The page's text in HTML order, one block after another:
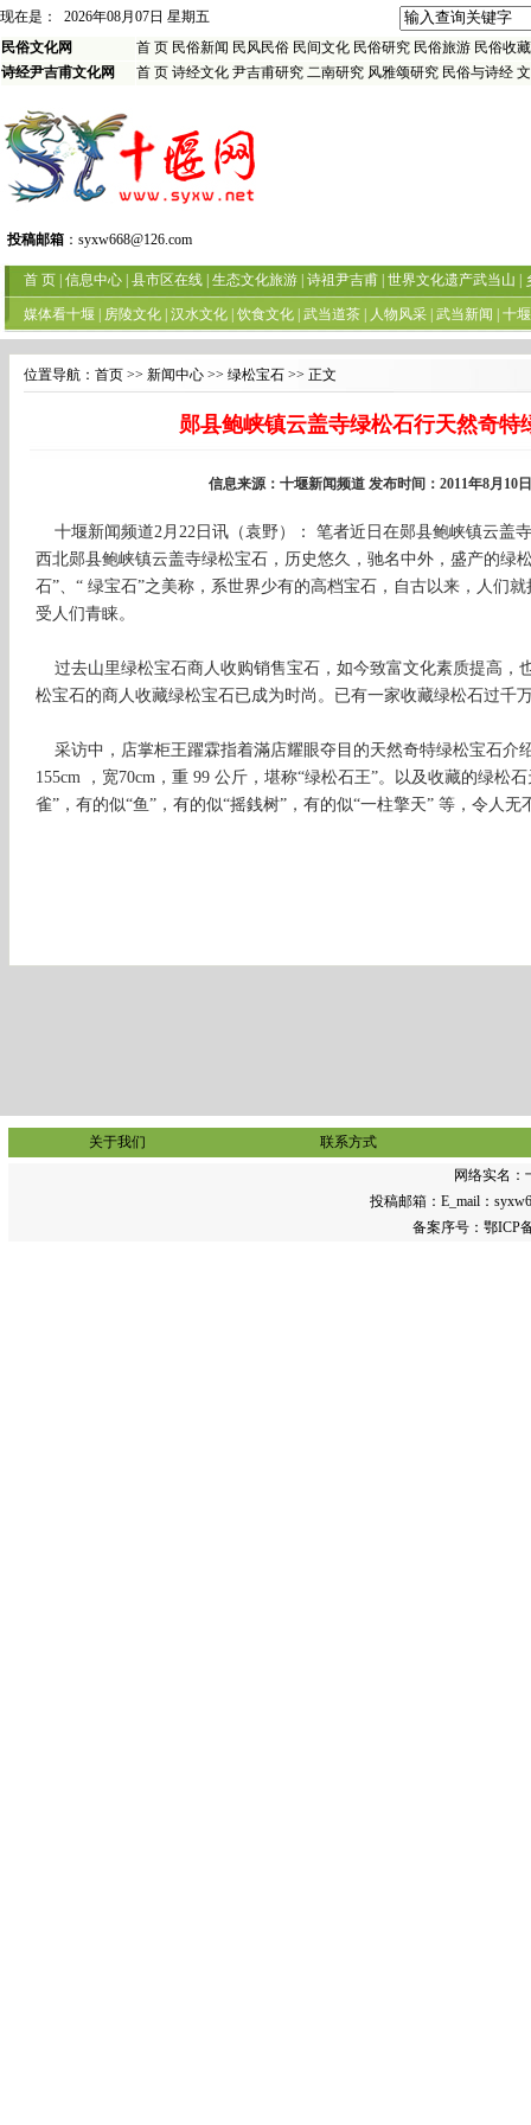
位置导航： 首页 >> 新闻中心 >> 绿松宝石 >> 正文
郧县鲍峡镇云盖寺绿松石行天然奇特
信息来源：十堰新闻频道 发布时间：2011年8月10
十堰新闻频道2月22日讯（袁野）： 笔者近日在郧县鲍峡镇云盖
西北郧县鲍峡镇云盖寺绿松宝石，历史悠久，驰名中外，盛产的绿
石”、“ 绿宝石”之美称，系世界少有的高档宝石，自古以来，人们
受人们青睐。
过去山里绿松宝石商人收购销售宝石，如今致富文化素质提高，
松宝石的商人收藏绿松宝石已成为时尚。已有一家收藏绿松石过千
采访中，店掌柜王躍霖指着滿店耀眼夺目的天然奇特绿松宝石介
155cm ，宽70cm，重 99 公斤，堪称“绿松石王”。以及收藏的绿松
雀”，有的似“鱼”，有的似“摇銭树”，有的似“一柱擎天” 等，令人无